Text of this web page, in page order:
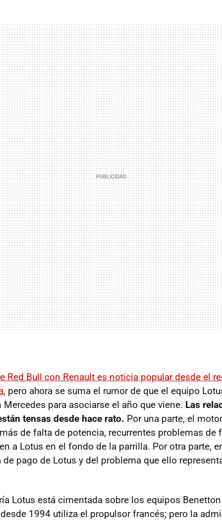
Red Bull con Renault es noticia popular desde el
, pero ahora se suma el rumor de que el equipo
para asociarse el año que viene. Las
tensas desde hace rato. Por una parte, el
de falta de potencia, recurrentes problemas de
a Lotus en el fondo de la parrilla. Por otra parte,
pago de Lotus y del problema que ello
Lotus está cimentada sobre los equipos
1994 utiliza el propulsor francés; pero la